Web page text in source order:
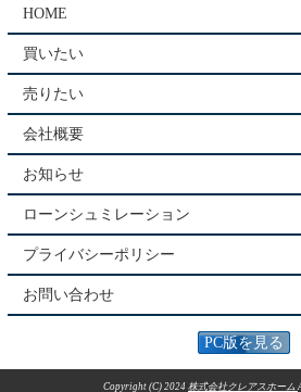
HOME
買いたい
売りたい
会社概要
お知らせ
ローンシュミレーション
プライバシーポリシー
お問い合わせ
PC版を見る
Copyright (C) 2024 株式会社クレアスホーム